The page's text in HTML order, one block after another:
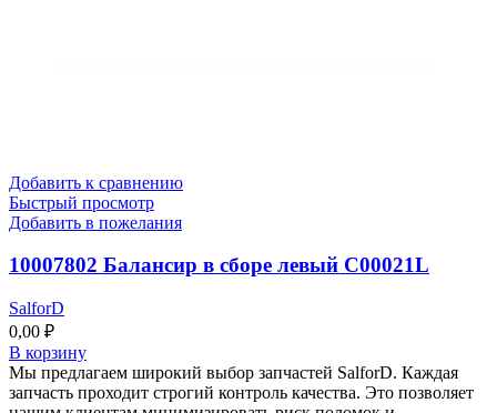
Добавить к сравнению
Быстрый просмотр
Добавить в пожелания
10007802 Балансир в сборе левый C00021L
SalforD
0,00 ₽
В корзину
Мы предлагаем широкий выбор запчастей SalforD. Каждая
запчасть проходит строгий контроль качества. Это позволяет